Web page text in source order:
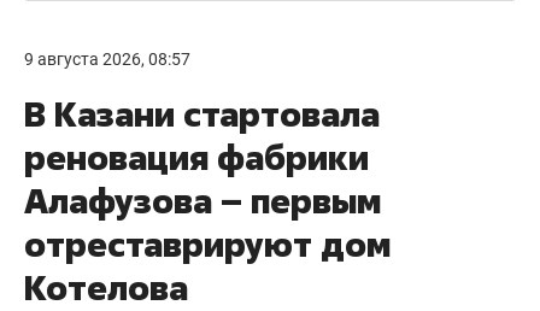
9 августа 2026, 08:57
В Казани стартовала
реновация фабрики
Алафузова – первым
отреставрируют дом
Котелова